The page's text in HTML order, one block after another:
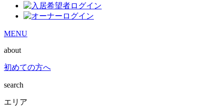
MENU
about
初めての方へ
search
エリア